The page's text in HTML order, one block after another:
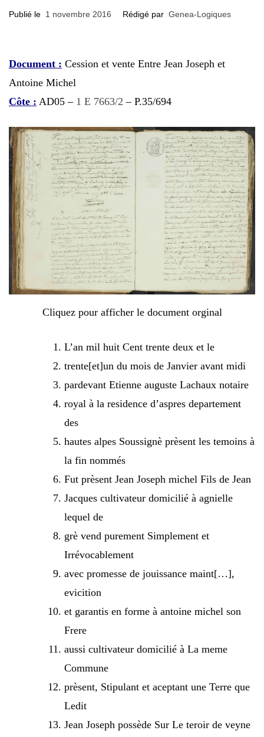
Publié le 1 novembre 2016 Rédigé par Genea-Logiques
Document : Cession et vente Entre Jean Joseph et
Antoine Michel
Côte : AD05 – 1 E 7663/2 – P.35/694
Cliquez pour afficher le document orginal
L’an mil huit Cent trente deux et le
trente[et]un du mois de Janvier avant midi
pardevant Etienne auguste Lachaux notaire
royal à la residence d’aspres departement
des
hautes alpes Soussignè prèsent les temoins à
la fin nommés
Fut prèsent Jean Joseph michel Fils de Jean
Jacques cultivateur domicilié à agnielle
lequel de
grè vend purement Simplement et
Irrévocablement
avec promesse de jouissance maint[…],
evicition
et garantis en forme à antoine michel son
Frere
aussi cultivateur domicilié à La meme
Commune
prèsent, Stipulant et aceptant une Terre que
Ledit
Jean Joseph possède Sur Le teroir de veyne